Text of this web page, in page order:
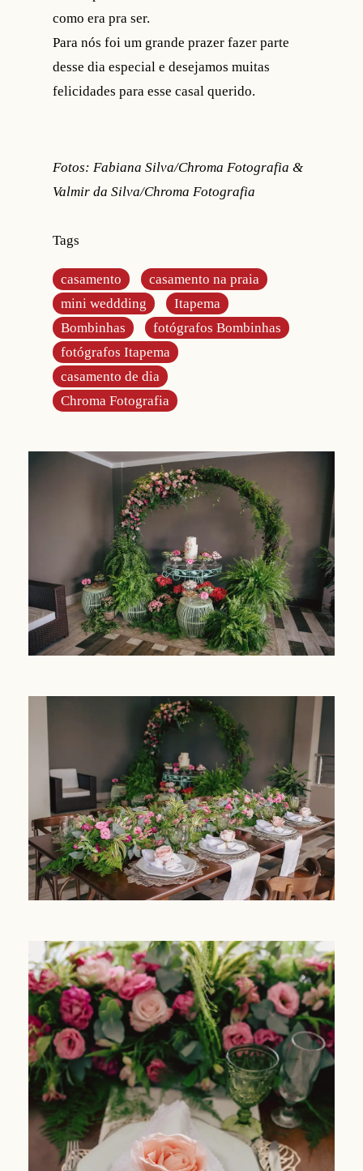
como era pra ser.
Para nós foi um grande prazer fazer parte
desse dia especial e desejamos muitas
felicidades para esse casal querido.
Fotos: Fabiana Silva/Chroma Fotografia &
Valmir da Silva/Chroma Fotografia
Tags
casamento
casamento na praia
mini weddding
Itapema
Bombinhas
fotógrafos Bombinhas
fotógrafos Itapema
casamento de dia
Chroma Fotografia